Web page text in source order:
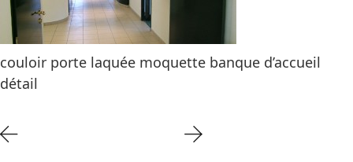
couloir porte laquée moquette banque d’accueil
détail